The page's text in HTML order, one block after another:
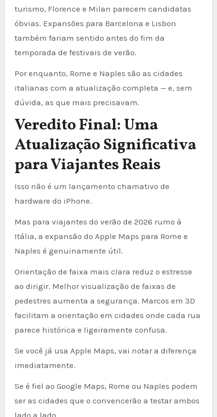
turismo, Florence e Milan parecem candidatas
óbvias. Expansões para Barcelona e Lisbon
também fariam sentido antes do fim da
temporada de festivais de verão.
Por enquanto, Rome e Naples são as cidades
italianas com a atualização completa — e, sem
dúvida, as que mais precisavam.
Veredito Final: Uma
Atualização Significativa
para Viajantes Reais
Isso não é um lançamento chamativo de
hardware do iPhone.
Mas para viajantes do verão de 2026 rumo à
Itália, a expansão do Apple Maps para Rome e
Naples é genuinamente útil.
Orientação de faixa mais clara reduz o estresse
ao dirigir. Melhor visualização de faixas de
pedestres aumenta a segurança. Marcos em 3D
facilitam a orientação em cidades onde cada rua
parece histórica e ligeiramente confusa.
Se você já usa Apple Maps, vai notar a diferença
imediatamente.
Se é fiel ao Google Maps, Rome ou Naples podem
ser as cidades que o convencerão a testar ambos
lado a lado.